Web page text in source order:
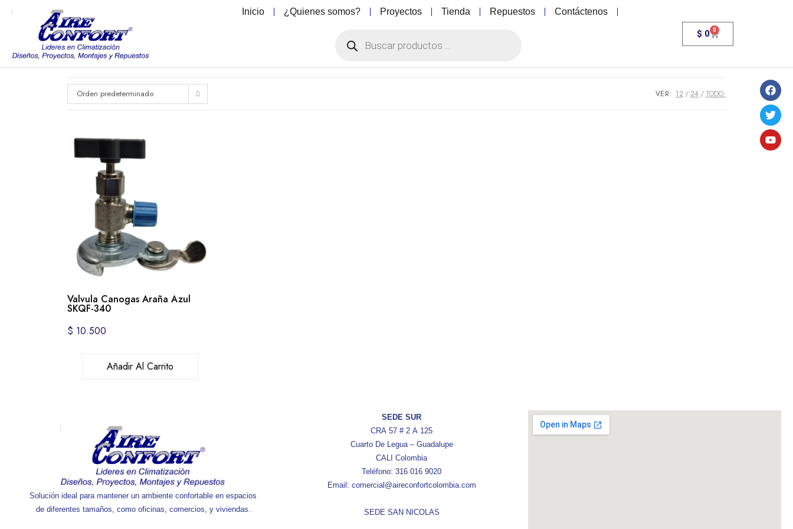
Inicio ¿Quienes somos? Proyectos Tienda Repuestos Contáctenos
$ 0 0
Orden predeterminado VER: 12 24 TODO:
Valvula Canogas Araña Azul
SKQF-340
$ 10.500
Añadir Al Carrito
Solución ideal para mantener un ambiente confortable en espacios
de diferentes tamaños, como oficinas, comercios, y viviendas.
SEDE SUR
CRA 57 # 2 A 125
Cuarto De Legua – Guadalupe
CALI Colombia
Teléfono: 316 016 9020
Email: comercial@aireconfortcolombia.com
SEDE SAN NICOLAS